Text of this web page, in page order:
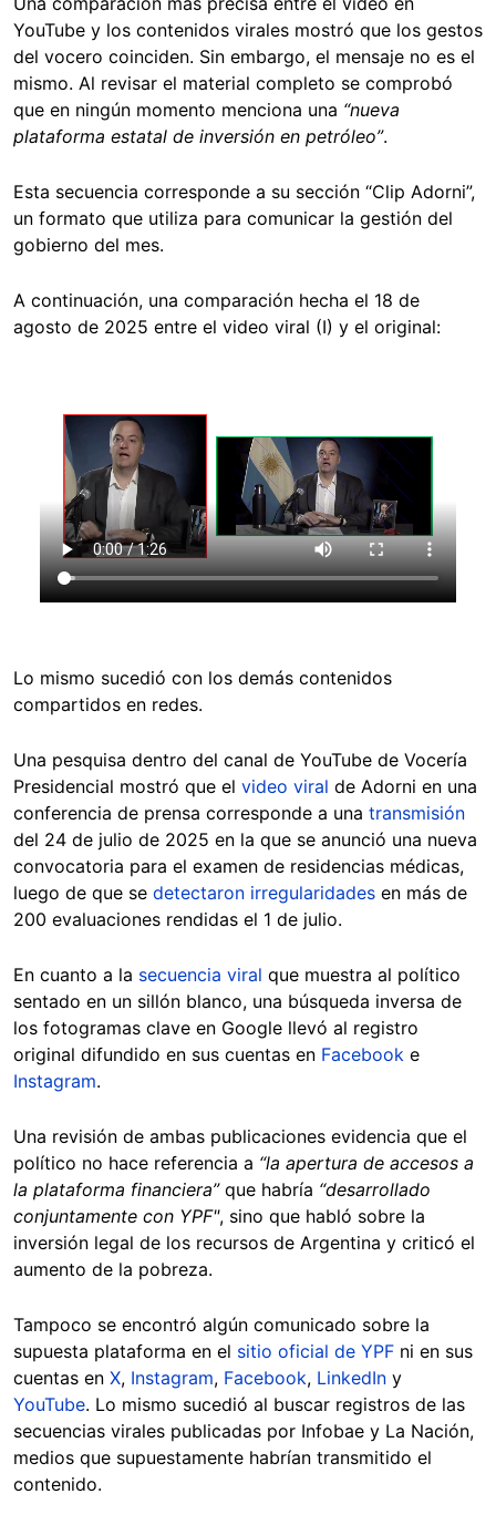
YouTube y los contenidos virales mostró que los gestos
del vocero coinciden. Sin embargo, el mensaje no es el
mismo. Al revisar el material completo se comprobó
que en ningún momento menciona una “nueva
plataforma estatal de inversión en petróleo”.
Esta secuencia corresponde a su sección “Clip Adorni”,
un formato que utiliza para comunicar la gestión del
gobierno del mes.
A continuación, una comparación hecha el 18 de
agosto de 2025 entre el video viral (I) y el original:
Lo mismo sucedió con los demás contenidos
compartidos en redes.
Una pesquisa dentro del canal de YouTube de Vocería
Presidencial mostró que el video viral de Adorni en una
conferencia de prensa corresponde a una transmisión
del 24 de julio de 2025 en la que se anunció una nueva
convocatoria para el examen de residencias médicas,
luego de que se detectaron irregularidades en más de
200 evaluaciones rendidas el 1 de julio.
En cuanto a la secuencia viral que muestra al político
sentado en un sillón blanco, una búsqueda inversa de
los fotogramas clave en Google llevó al registro
original difundido en sus cuentas en Facebook e
Instagram.
Una revisión de ambas publicaciones evidencia que el
político no hace referencia a “la apertura de accesos a
la plataforma financiera”que habría “desarrollado
conjuntamente con YPF", sino que habló sobre la
inversión legal de los recursos de Argentina y criticó el
aumento de la pobreza.
Tampoco se encontró algún comunicado sobre la
supuesta plataforma en el sitio oficial de YPF ni en sus
cuentas en X, Instagram, Facebook, LinkedIn y
YouTube. Lo mismo sucedió al buscar registros de las
secuencias virales publicadas por Infobae y La Nación,
medios que supuestamente habrían transmitido el
contenido.